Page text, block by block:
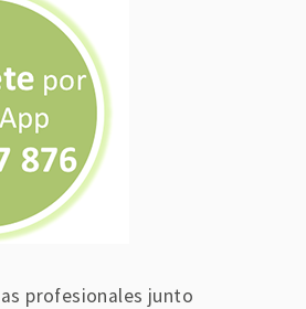
profesionales junto